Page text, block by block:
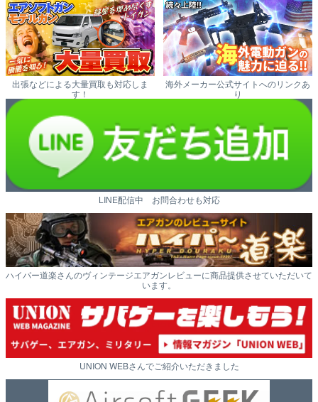
出張などによる大量買取も対応しま
す！
海外メーカー公式サイトへのリンクあ
り
LINE配信中 お問合わせも対応
ハイパー道楽さんのヴィンテージエアガンレビューに商品提供させていただいて
います。
UNION WEBさんでご紹介いただきました